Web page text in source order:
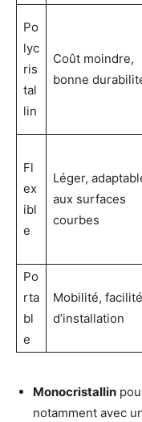
Po
lyc
ris
tal
lin
Coût moindre,
bonne
Fl
ex
ibl
e
Léger,
aux surfaces
courbes
Po
rta
bl
e
Mobilité, facilité
d’installation
Monocristallin
notamment avec